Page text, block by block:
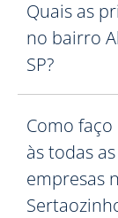
Quais as
no bairro
SP?
Como
às todas
empresas